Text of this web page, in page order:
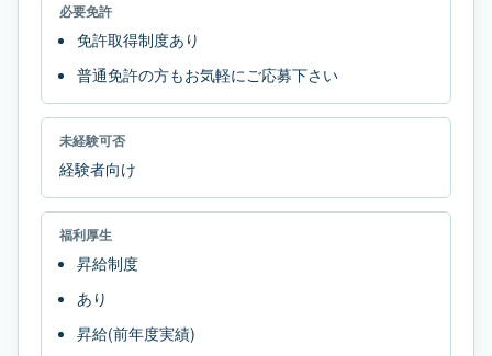
必要免許
免許取得制度あり
普通免許の方もお気軽にご応募下さい
未経験可否
経験者向け
福利厚生
昇給制度
あり
昇給(前年度実績)